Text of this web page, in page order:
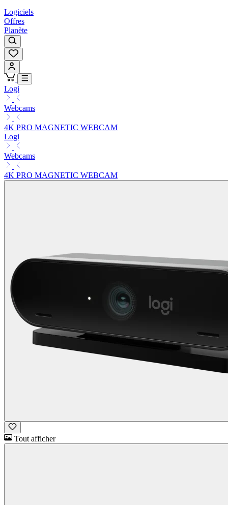
Logiciels
Offres
Planète
Logi
Webcams
4K PRO MAGNETIC WEBCAM
Logi
Webcams
4K PRO MAGNETIC WEBCAM
Tout afficher